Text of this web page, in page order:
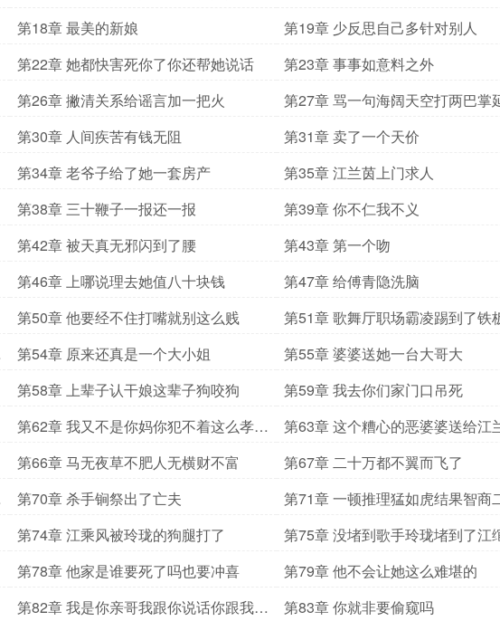
不识相
第18章 最美的新娘 第19章 少反思自己多针对别人
第22章 她都快害死你了你还帮她说话 第23章 事事如意料之外
第26章 撇清关系给谣言加一把火
第27章 骂一句海阔天空打两巴掌
寿
第30章 人间疾苦有钱无阻 第31章 卖了一个天价
第34章 老爷子给了她一套房产 第35章 江兰茵上门求人
第38章 三十鞭子一报还一报 第39章 你不仁我不义
第42章 被天真无邪闪到了腰 第43章 第一个吻
第46章 上哪说理去她值八十块钱 第47章 给傅青隐洗脑
第50章 他要经不住打嘴就别这么贱 第51章 歌舞厅职场霸凌踢到了铁
第54章 原来还真是一个大小姐 第55章 婆婆送她一台大哥大
第58章 上辈子认干娘这辈子狗咬狗 第59章 我去你们家门口吊死
第62章 我又不是你妈你犯不着这么孝顺
我
第63章 这个糟心的恶婆婆送给江
第66章 马无夜草不肥人无横财不富 第67章 二十万都不翼而飞了
第70章 杀手锏祭出了亡夫 第71章 一顿推理猛如虎结果智商
第74章 江乘风被玲珑的狗腿打了 第75章 没堵到歌手玲珑堵到了江
第78章 他家是谁要死了吗也要冲喜 第79章 他不会让她这么难堪的
第82章 我是你亲哥我跟你说话你跟我收
第83章 你就非要偷窥吗